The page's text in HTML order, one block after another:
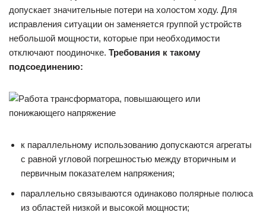
допускает значительные потери на холостом ходу. Для
исправления ситуации он заменяется группой устройств
небольшой мощности, которые при необходимости
отключают поодиночке. Требования к такому
подсоединению:
к параллельному использованию допускаются агрегаты
с равной угловой погрешностью между вторичным и
первичным показателем напряжения;
параллельно связываются одинаково полярные полюса
из областей низкой и высокой мощности;